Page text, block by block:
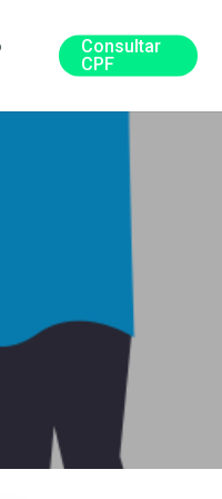
Consultar
CPF